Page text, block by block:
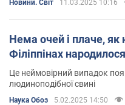
Новини. Світ 11.03.2025 10:16
Нема очей і плаче, як
Філіппінах
Це неймовірний випадок
людиноподібної свині
Наука Обоз 5.02.2025 14:50